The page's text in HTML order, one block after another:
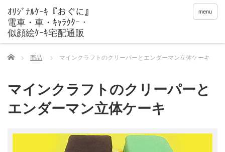
menu
Home 商品 マインクラフトのクリーパーとエンダーマン立体ケーキ
マインクラフトのクリーパーと
エンダーマン立体ケーキ